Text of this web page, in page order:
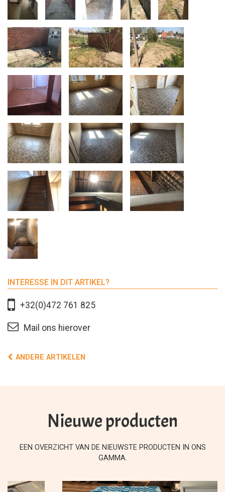
INTERESSE IN DIT ARTIKEL?
+32(0)472 761 825
Mail ons hierover
ANDERE ARTIKELEN
Nieuwe producten
EEN OVERZICHT VAN DE NIEUWSTE PRODUCTEN IN ONS
GAMMA.